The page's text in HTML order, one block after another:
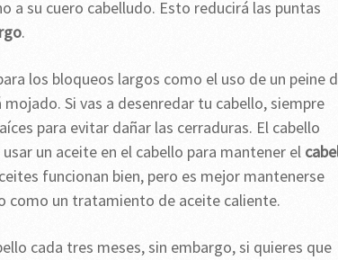
a su cuero cabelludo. Esto reducirá las puntas
.
los bloqueos largos como el uso de un peine
Si vas a desenredar tu cabello, siempre
para evitar dañar las cerraduras. El cabello
un aceite en el cabello para mantener el
funcionan bien, pero es mejor mantenerse
como un tratamiento de aceite caliente.
cada tres meses, sin embargo, si quieres que